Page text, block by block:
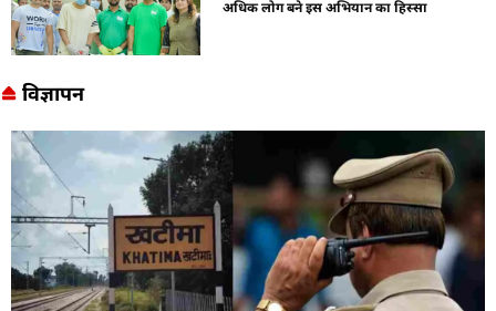
अधिक लोग बने इस अभियान का हिस्सा
विज्ञापन